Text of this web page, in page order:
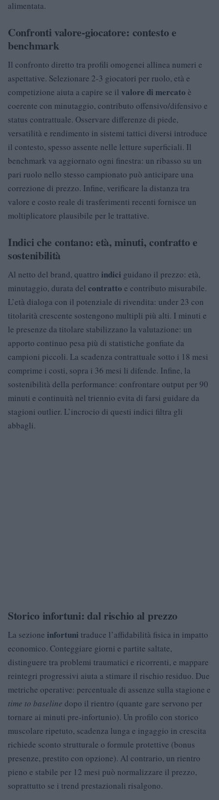
alimentata.
Confronti valore-giocatore: contesto e
benchmark
Il confronto diretto tra profili omogenei allinea numeri e
aspettative. Selezionare 2-3 giocatori per ruolo, età e
competizione aiuta a capire se il valore di mercato è
coerente con minutaggio, contributo offensivo/difensivo e
status contrattuale. Osservare differenze di piede,
versatilità e rendimento in sistemi tattici diversi introduce
il contesto, spesso assente nelle letture superficiali. Il
benchmark va aggiornato ogni finestra: un ribasso su un
pari ruolo nello stesso campionato può anticipare una
correzione di prezzo. Infine, verificare la distanza tra
valore e costo reale di trasferimenti recenti fornisce un
moltiplicatore plausibile per le trattative.
Indici che contano: età, minuti, contratto e
sostenibilità
Al netto del brand, quattro indici guidano il prezzo: età,
minutaggio, durata del contratto e contributo misurabile.
L’età dialoga con il potenziale di rivendita: under 23 con
titolarità crescente sostengono multipli più alti. I minuti e
le presenze da titolare stabilizzano la valutazione: un
apporto continuo pesa più di statistiche gonfiate da
campioni piccoli. La scadenza contrattuale sotto i 18 mesi
comprime i costi, sopra i 36 mesi li difende. Infine, la
sostenibilità della performance: confrontare output per 90
minuti e continuità nel triennio evita di farsi guidare da
stagioni outlier. L’incrocio di questi indici filtra gli
abbagli.
Storico infortuni: dal rischio al prezzo
La sezione infortuni traduce l’affidabilità fisica in impatto
economico. Conteggiare giorni e partite saltate,
distinguere tra problemi traumatici e ricorrenti, e mappare
reintegri progressivi aiuta a stimare il rischio residuo. Due
metriche operative: percentuale di assenze sulla stagione e
time to baseline dopo il rientro (quante gare servono per
tornare ai minuti pre-infortunio). Un profilo con storico
muscolare ripetuto, scadenza lunga e ingaggio in crescita
richiede sconto strutturale o formule protettive (bonus
presenze, prestito con opzione). Al contrario, un rientro
pieno e stabile per 12 mesi può normalizzare il prezzo,
soprattutto se i trend prestazionali risalgono.